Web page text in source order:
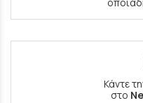
Κάντε
στο